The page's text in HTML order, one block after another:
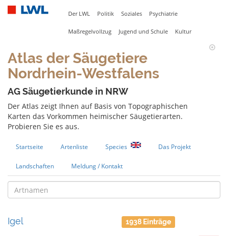
Der LWL Politik Soziales Psychiatrie
Maßregelvollzug Jugend und Schule Kultur
Atlas der Säugetiere
Nordrhein-Westfalens
AG Säugetierkunde in NRW
Der Atlas zeigt Ihnen auf Basis von Topographischen
Karten das Vorkommen heimischer Säugetierarten.
Probieren Sie es aus.
Startseite Artenliste Species Das Projekt
Landschaften Meldung / Kontakt
Igel 1938 Einträge